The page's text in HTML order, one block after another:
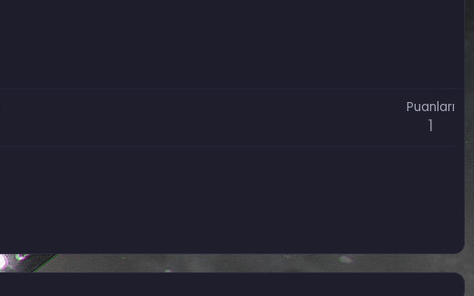
Puanları
1